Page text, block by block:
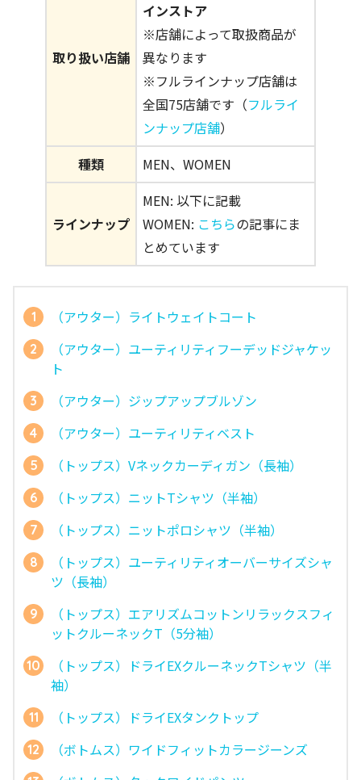
取り扱い店舗
インストア
※店舗によって取扱商品が
異なります
※フルラインナップ店舗は
全国75店舗です（フルライ
ンナップ店舗）
種類
MEN、WOMEN
ラインナップ
MEN: 以下に記載
WOMEN: こちらの記事にま
とめています
（アウター）ライトウェイトコート
（アウター）ユーティリティフーデッドジャケッ
ト
（アウター）ジップアップブルゾン
（アウター）ユーティリティベスト
（トップス）Vネックカーディガン（長袖）
（トップス）ニットTシャツ（半袖）
（トップス）ニットポロシャツ（半袖）
（トップス）ユーティリティオーバーサイズシャ
ツ（長袖）
（トップス）エアリズムコットンリラックスフィ
ットクルーネックT（5分袖）
（トップス）ドライEXクルーネックTシャツ（半
袖）
（トップス）ドライEXタンクトップ
（ボトムス）ワイドフィットカラージーンズ